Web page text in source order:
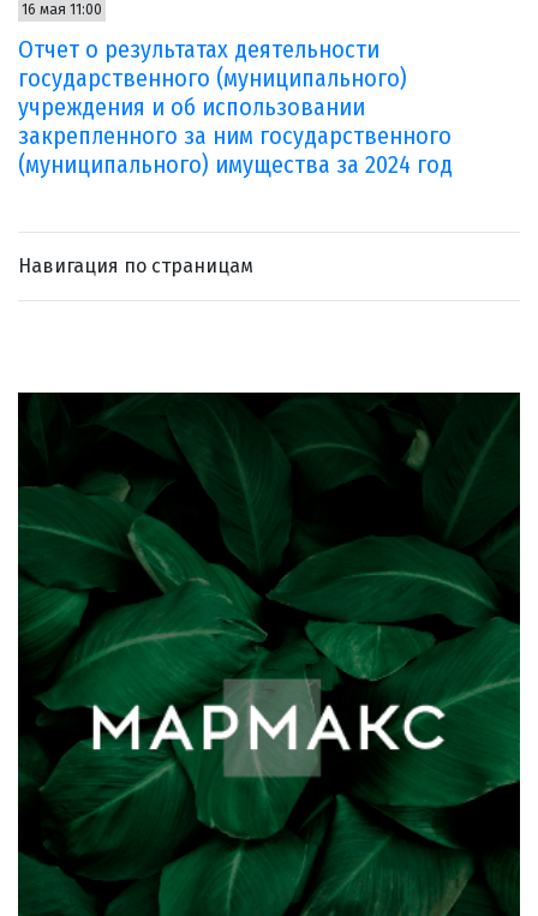
16 мая 11:00
Отчет о результатах деятельности
государственного (муниципального)
учреждения и об использовании
закрепленного за ним государственного
(муниципального) имущества за 2024 год
Навигация по страницам